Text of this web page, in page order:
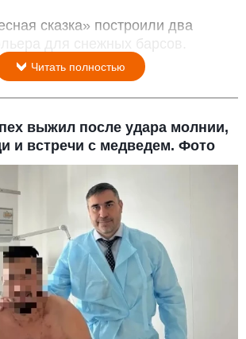
сказка» построили два
для снежных барсов.
Читать полностью
выжил после удара молнии,
и встречи с медведем. Фото